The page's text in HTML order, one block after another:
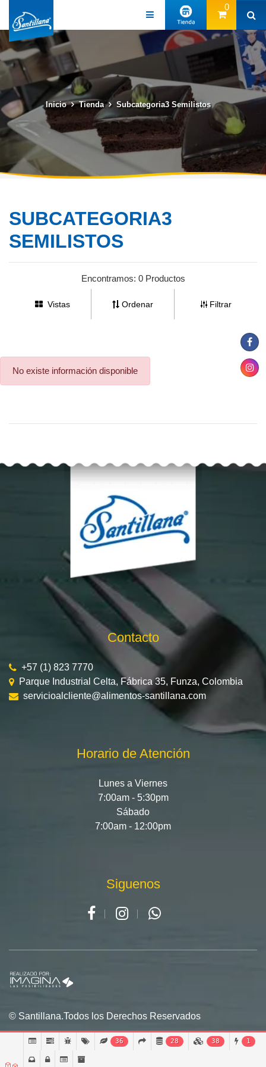
0
Inicio Tienda Subcategoria3 Semilistos
SUBCATEGORIA3
SEMILISTOS
Encontramos: 0 Productos
Vistas Ordenar Filtrar
No existe información disponible
Contacto
+57 (1) 823 7770
Parque Industrial Celta, Fábrica 35, Funza, Colombia
servicioalcliente@alimentos-santillana.com
Horario de Atención
Lunes a Viernes
7:00am - 5:30pm
Sábado
7:00am - 12:00pm
Siguenos
© Santillana.Todos los Derechos Reservados
36 28 38 1